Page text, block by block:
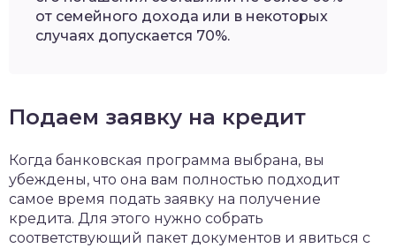
от семейного дохода или в некоторых
случаях допускается 70%.
Подаем заявку на кредит
Когда банковская программа выбрана, вы
убеждены, что она вам полностью подходит
самое время подать заявку на получение
кредита. Для этого нужно собрать
соответствующий пакет документов и явиться с